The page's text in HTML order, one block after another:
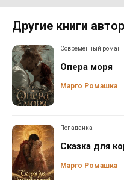
Другие книги
Современный роман
Опера моря
Марго Ромашка
Попаданка
Сказка для
Марго Ромашка